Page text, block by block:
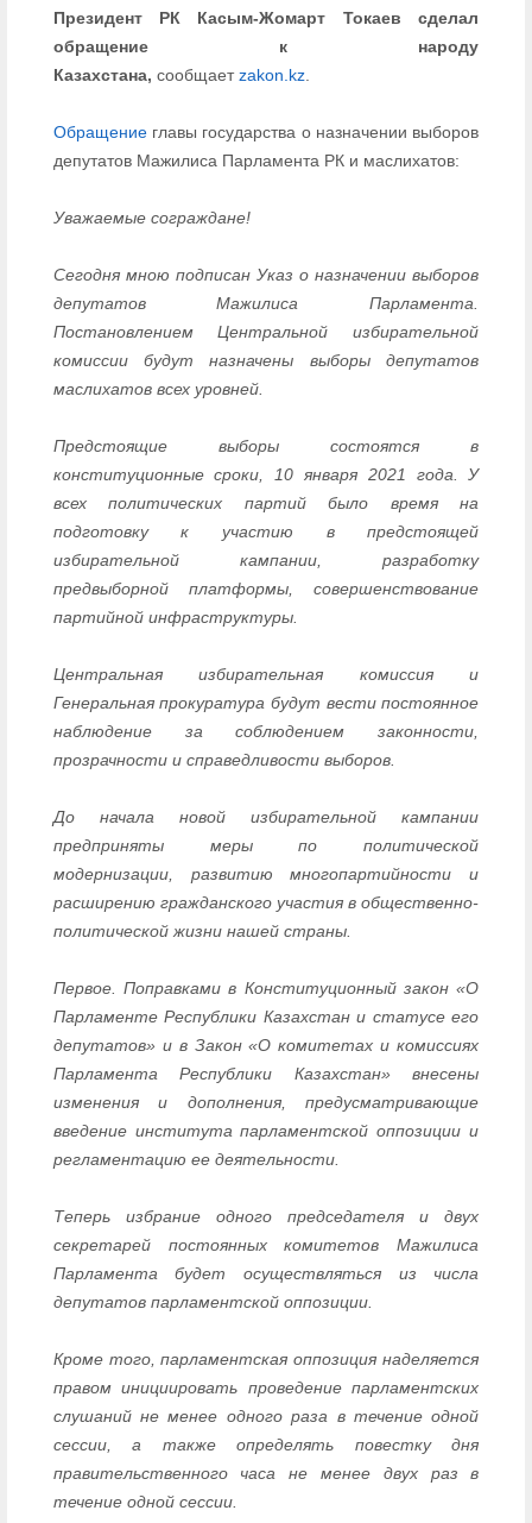
Президент РК Касым-Жомарт Токаев сделал
обращение к народу
Казахстана, сообщаетzakon.kz.
Обращениеглавы государства о назначении выборов
депутатов Мажилиса Парламента РК и маслихатов:
Уважаемые сограждане!
Сегодня мною подписан Указ о назначении выборов
депутатов Мажилиса Парламента.
Постановлением Центральной избирательной
комиссии будут назначены выборы депутатов
маслихатов всех уровней.
Предстоящие выборы состоятся в
конституционные сроки, 10 января 2021 года. У
всех политических партий было время на
подготовку к участию в предстоящей
избирательной кампании, разработку
предвыборной платформы, совершенствование
партийной инфраструктуры.
Центральная избирательная комиссия и
Генеральная прокуратура будут вести постоянное
наблюдение за соблюдением законности,
прозрачности и справедливости выборов.
До начала новой избирательной кампании
предприняты меры по политической
модернизации, развитию многопартийности и
расширению гражданского участия в общественно-
политической жизни нашей страны.
Первое. Поправками в Конституционный закон «О
Парламенте Республики Казахстан и статусе его
депутатов» и в Закон «О комитетах и комиссиях
Парламента Республики Казахстан» внесены
изменения и дополнения, предусматривающие
введение института парламентской оппозиции и
регламентацию ее деятельности.
Теперь избрание одного председателя и двух
секретарей постоянных комитетов Мажилиса
Парламента будет осуществляться из числа
депутатов парламентской оппозиции.
Кроме того, парламентская оппозиция наделяется
правом инициировать проведение парламентских
слушаний не менее одного раза в течение одной
сессии, а также определять повестку дня
правительственного часа не менее двух раз в
течение одной сессии.